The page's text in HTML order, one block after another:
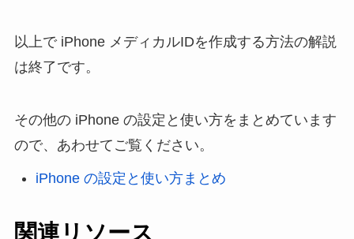
以上で iPhone メディカルIDを作成する方法の解説
は終了です。
その他の iPhone の設定と使い方をまとめています
ので、あわせてご覧ください。
iPhone の設定と使い方まとめ
関連リソース